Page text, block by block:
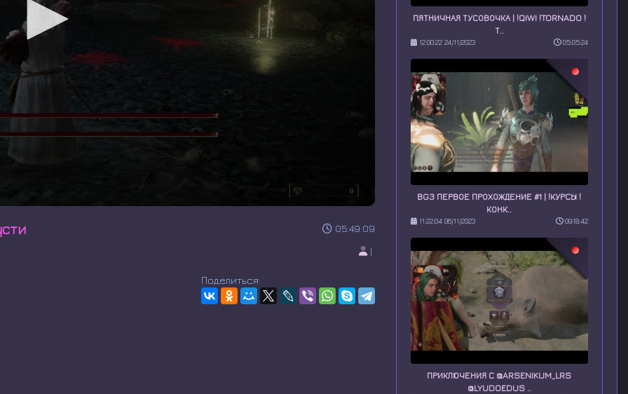
05:49:09
|
Поделиться:
ПЯТНИЧНАЯ ТУСОВОЧКА | !QIWI !TORNADO !
Т..
12:00:22 24/11/2023 05:05:24
BG3 ПЕРВОЕ ПРОХОЖДЕНИЕ #1 | !КУРСЫ !
КОНК..
11:22:04 06/11/2023 09:18:42
ПРИКЛЮЧЕНИЯ С @ARSENIKUM_LRS
@LYUDOEDUS ..